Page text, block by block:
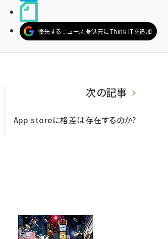
優先するニュース提供元にThink ITを追加
次の記事
App storeに格差は存在するのか?